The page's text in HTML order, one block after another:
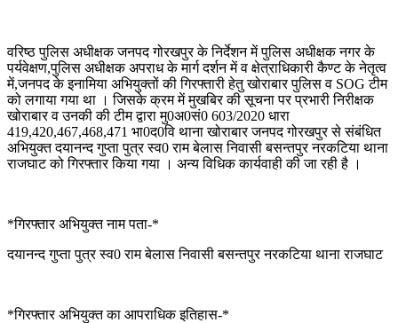
वरिष्ठ पुलिस अधीक्षक जनपद गोरखपुर के निर्देशन में पुलिस अधीक्षक नगर के
पर्यवेक्षण,पुलिस अधीक्षक अपराध के मार्ग दर्शन में व क्षेत्राधिकारी कैण्ट के नेतृत्व
में,जनपद के इनामिया अभियुक्तों की गिरफ्तारी हेतु खोराबार पुलिस व SOG टीम
को लगाया गया था । जिसके क्रम में मुखबिर की सूचना पर प्रभारी निरीक्षक
खोराबार व उनकी की टीम द्वारा मु0अ0सं0 603/2020 धारा
419,420,467,468,471 भा0द0वि थाना खोराबार जनपद गोरखपुर से संबंधित
अभियुक्त दयानन्द गुप्ता पुत्र स्व0 राम बेलास निवासी बसन्तपुर नरकटिया थाना
राजघाट को गिरफ्तार किया गया । अन्य विधिक कार्यवाही की जा रही है ।
*गिरफ्तार अभियुक्त नाम पता-*
दयानन्द गुप्ता पुत्र स्व0 राम बेलास निवासी बसन्तपुर नरकटिया थाना राजघाट
*गिरफ्तार अभियुक्त का आपराधिक इतिहास-*